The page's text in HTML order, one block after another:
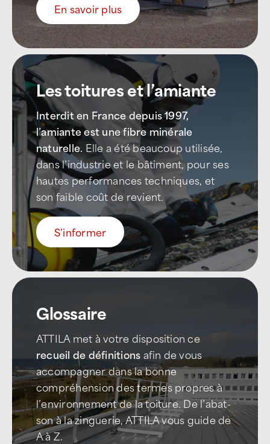
En savoir plus
Les toitures et l’amiante
Interdit en France depuis 1997,
l’amiante est une fibre minérale
naturelle. Elle a été beaucoup utilisée,
dans l’industrie et le bâtiment, pour ses
hautes performances techniques, et
son faible coût de revient.
S’informer
Glossaire
ATTILA met à votre disposition ce
recueil de définitionsafin de vous
accompagner dans la bonne
compréhension des termes propres à
l’environnement de la toiture. De l’abat-
son à la zinguerie, ATTILA vous guide de
A à Z.